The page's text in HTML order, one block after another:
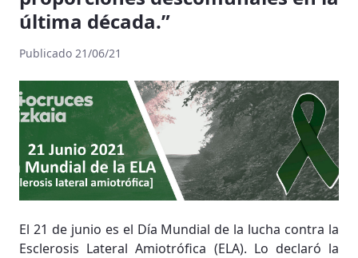
última década.”
Publicado 21/06/21
El 21 de junio es el Día Mundial de la lucha contra la
Esclerosis Lateral Amiotrófica (ELA). Lo declaró la